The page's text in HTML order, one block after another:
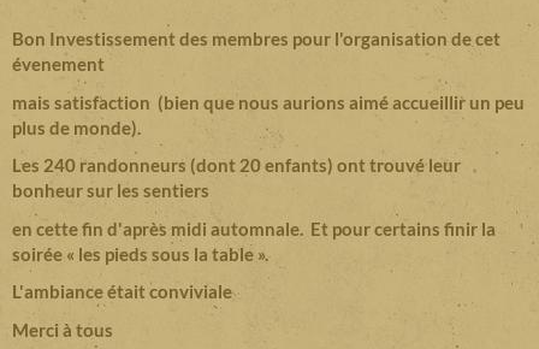
Bon Investissement des membres pour l'organisation de cet
évenement
mais satisfaction (bien que nous aurions aimé accueillir un peu
plus de monde).
Les 240 randonneurs (dont 20 enfants) ont trouvé leur
bonheur sur les sentiers
en cette fin d'après midi automnale. Et pour certains finir la
soirée « les pieds sous la table ».
L'ambiance était conviviale
Merci à tous